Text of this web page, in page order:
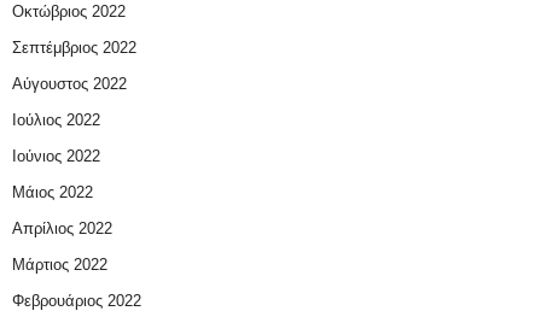
Οκτώβριος 2022
Σεπτέμβριος 2022
Αύγουστος 2022
Ιούλιος 2022
Ιούνιος 2022
Μάιος 2022
Απρίλιος 2022
Μάρτιος 2022
Φεβρουάριος 2022